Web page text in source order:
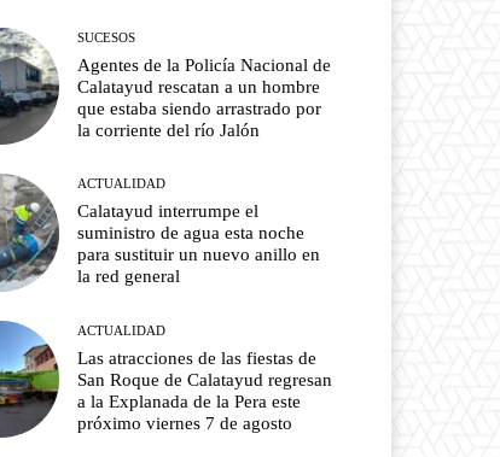
SUCESOS
Agentes de la Policía Nacional de
Calatayud rescatan a un hombre
que estaba siendo arrastrado por
la corriente del río Jalón
ACTUALIDAD
Calatayud interrumpe el
suministro de agua esta noche
para sustituir un nuevo anillo en
la red general
ACTUALIDAD
Las atracciones de las fiestas de
San Roque de Calatayud regresan
a la Explanada de la Pera este
próximo viernes 7 de agosto